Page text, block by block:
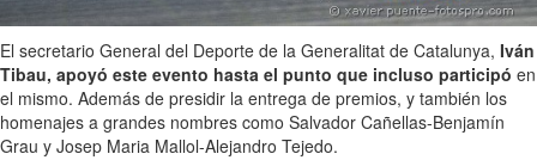
El secretario General del Deporte de la Generalitat de Catalunya, Iván
Tibau, apoyó este evento hasta el punto que incluso participó en
el mismo. Además de presidir la entrega de premios, y también los
homenajes a grandes nombres como Salvador Cañellas-Benjamín
Grau y Josep Maria Mallol-Alejandro Tejedo.